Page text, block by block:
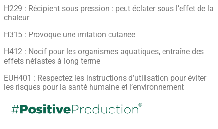
H229 : Récipient sous pression : peut éclater sous l’effet de la
chaleur
H315 : Provoque une irritation cutanée
H412 : Nocif pour les organismes aquatiques, entraîne des
effets néfastes à long terme
EUH401 : Respectez les instructions d’utilisation pour éviter
les risques pour la santé humaine et l’environnement